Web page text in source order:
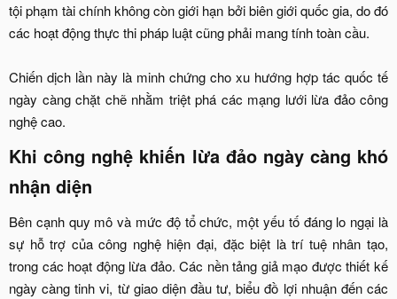
tội phạm tài chính không còn giới hạn bởi biên giới quốc gia, do đó
các hoạt động thực thi pháp luật cũng phải mang tính toàn cầu.
Chiến dịch lần này là minh chứng cho xu hướng hợp tác quốc tế
ngày càng chặt chẽ nhằm triệt phá các mạng lưới lừa đảo công
nghệ cao.​
Khi công nghệ khiến lừa đảo ngày càng khó
nhận diện​
Bên cạnh quy mô và mức độ tổ chức, một yếu tố đáng lo ngại là
sự hỗ trợ của công nghệ hiện đại, đặc biệt là trí tuệ nhân tạo,
trong các hoạt động lừa đảo. Các nền tảng giả mạo được thiết kế
ngày càng tinh vi, từ giao diện đầu tư, biểu đồ lợi nhuận đến các